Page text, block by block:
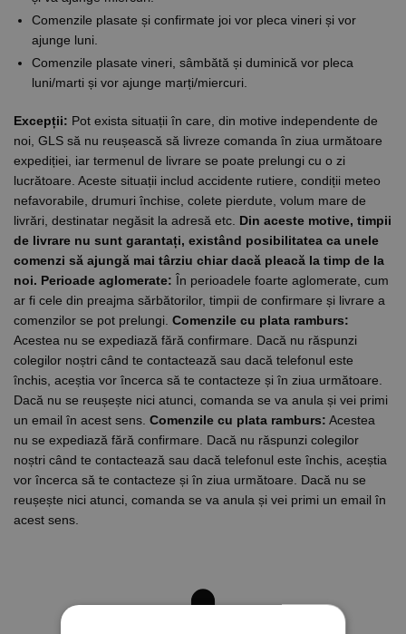
Comenzile plasate și confirmate joi vor pleca vineri și vor
ajunge luni.
Comenzile plasate vineri, sâmbătă și duminică vor pleca
luni/marti și vor ajunge marți/miercuri.
Excepții: Pot exista situații în care, din motive independente de
noi, GLS să nu reușească să livreze comanda în ziua următoare
expediției, iar termenul de livrare se poate prelungi cu o zi
lucrătoare. Aceste situații includ accidente rutiere, condiții meteo
nefavorabile, drumuri închise, colete pierdute, volum mare de
livrări, destinatar negăsit la adresă etc. Din aceste motive, timpii
de livrare nu sunt garantați, existând posibilitatea ca unele
comenzi să ajungă mai târziu chiar dacă pleacă la timp de la
noi. Perioade aglomerate: În perioadele foarte aglomerate, cum
ar fi cele din preajma sărbătorilor, timpii de confirmare și livrare a
comenzilor se pot prelungi. Comenzile cu plata ramburs:
Acestea nu se expediază fără confirmare. Dacă nu răspunzi
colegilor noștri când te contactează sau dacă telefonul este
închis, aceștia vor încerca să te contacteze și în ziua următoare.
Dacă nu se reușește nici atunci, comanda se va anula și vei primi
un email în acest sens. Comenzile cu plata ramburs: Acestea
nu se expediază fără confirmare. Dacă nu răspunzi colegilor
noștri când te contactează sau dacă telefonul este închis, aceștia
vor încerca să te contacteze și în ziua următoare. Dacă nu se
reușește nici atunci, comanda se va anula și vei primi un email în
acest sens.